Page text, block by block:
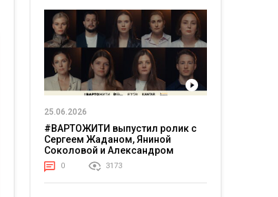
25.06.2026
#ВАРТОЖИТИ выпустил ролик с
Сергеем Жаданом, Яниной
Соколовой и Александром
Тереном о жизни в постоянном
напряжении
0 3173